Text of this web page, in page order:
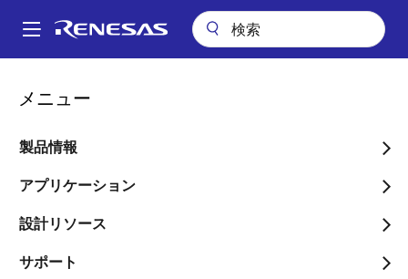
ン
Main
メニュー
製品情報
アプリケーション
設計リソース
サポート
パ
ン
く
ず
自動運転時代の車載コンピューティング・プラットフォーム 第3世代
自動運転時代の車載コンピ
ューティング・プラットフ
ォーム 第3世代R-Carの第1
弾製品「R-Car H3」を発売